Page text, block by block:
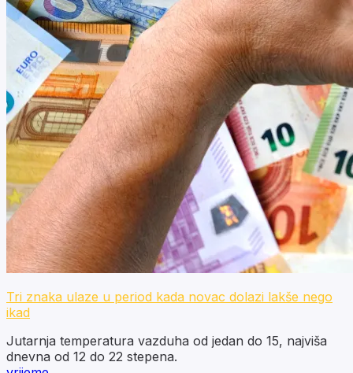
Tri znaka ulaze u period kada novac dolazi lakše nego
ikad
Jutarnja temperatura vazduha od jedan do 15, najviša
dnevna od 12 do 22 stepena.